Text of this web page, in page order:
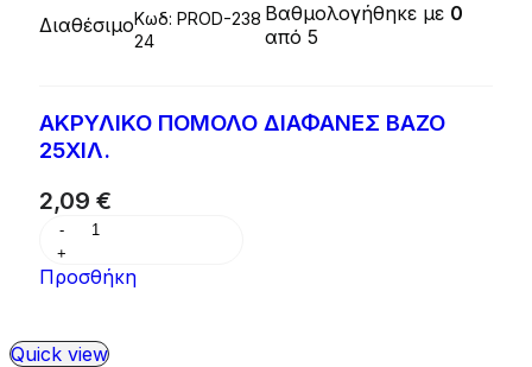
ΔιαθέσιμοΚωδ: PROD-238
24
Βαθμολογήθηκε με 0
από 5
ΑΚΡΥΛΙΚΟ ΠΟΜΟΛΟ ΔΙΑΦΑΝΕΣ ΒΑΖΟ
25ΧΙΛ.
2,09 €
Προσθήκη
Quick view